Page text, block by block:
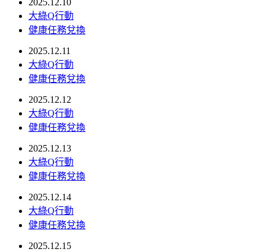
2025.12.10
大綠Q行動
健康任務兌換
2025.12.11
大綠Q行動
健康任務兌換
2025.12.12
大綠Q行動
健康任務兌換
2025.12.13
大綠Q行動
健康任務兌換
2025.12.14
大綠Q行動
健康任務兌換
2025.12.15